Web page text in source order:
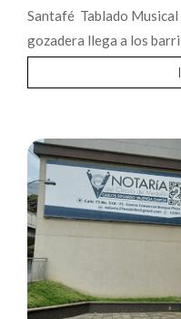
Santafé Tablado Musical
gozadera llega a los